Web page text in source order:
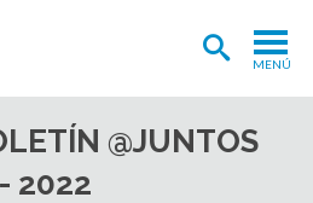
MENÚ
ADMISIÓN
@JUNTOS
2022